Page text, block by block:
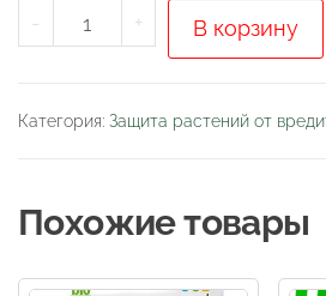
-
Количество
товара
"крысиная
для
и
+ В корзину
Категория: Защита растений от
Похожие товары